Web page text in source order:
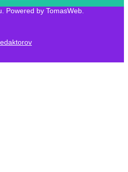
Powered by TomasWeb.